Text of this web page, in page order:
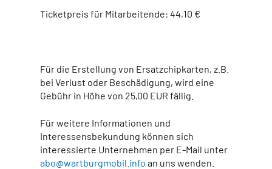
Ticketpreis für Mitarbeitende: 44,10 €
Für die Erstellung von Ersatzchipkarten, z.B.
bei Verlust oder Beschädigung, wird eine
Gebühr in Höhe von 25,00 EUR fällig.
Für weitere Informationen und
Interessensbekundung können sich
interessierte Unternehmen per E-Mail unter
abo@wartburgmobil.info an uns wenden.